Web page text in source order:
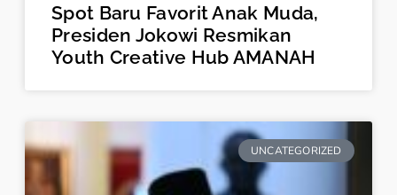
Spot Baru Favorit Anak Muda,
Presiden Jokowi Resmikan
Youth Creative Hub AMANAH
UNCATEGORIZED